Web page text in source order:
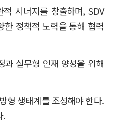
시너지를 창출하며, SDV
한 정책적 노력을 통해 협력
과 실무형 인재 양성을 위해
형 생태계를 조성해야 한다.
.